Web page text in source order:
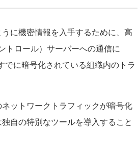
に機密情報を入手するために、高
トロール）サーバーへの通信に
に暗号化されている組織内のトラ
ットワークトラフィックが暗号化
自の特別なツールを導入すること